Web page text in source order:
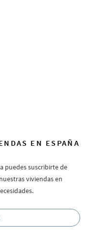
EN ESPAÑA
puedes suscribirte de
viviendas en